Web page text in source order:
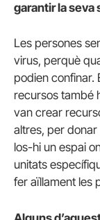
garantir la seva
Les persones
virus, perquè
podien confinar.
recursos també
van crear
altres, per
los-hi un espai
unitats
fer aïllament les